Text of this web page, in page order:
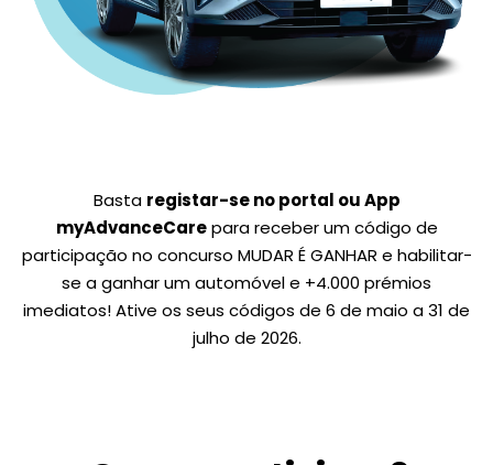
Basta registar-se no portal ou App
myAdvanceCarepara receber um código de
participação no concurso MUDAR É GANHAR e habilitar-
se a ganhar um automóvel e +4.000 prémios
imediatos! Ative os seus códigos de 6 de maio a 31 de
julho de 2026.